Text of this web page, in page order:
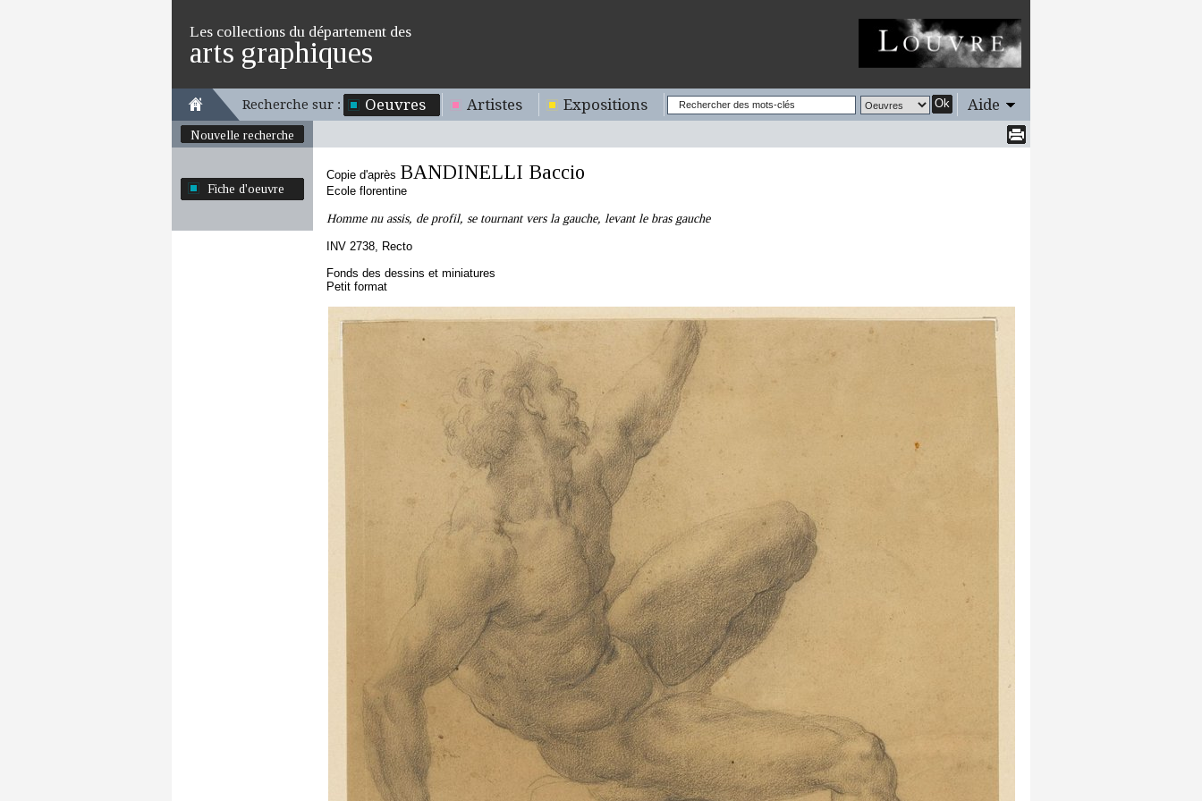
Les collections du département des
arts graphiques
Recherche sur : Oeuvres Artistes Expositions Ok Aide
Nouvelle recherche
Fiche d'oeuvre
Copie d'après BANDINELLI Baccio
Ecole florentine
Homme nu assis, de profil, se tournant vers la gauche, levant le bras gauche
INV 2738, Recto
Fonds des dessins et miniatures
Petit format